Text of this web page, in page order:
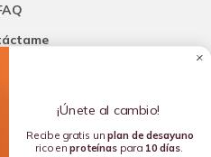
a tu nutrición
¡Únete al cambio!
Recibe gratis unplan de desayuno
rico enproteínaspara 10 días.